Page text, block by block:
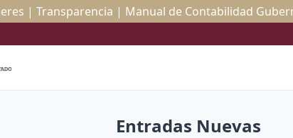
| Transparencia | Manual de Contabilidad
Entradas Nuevas